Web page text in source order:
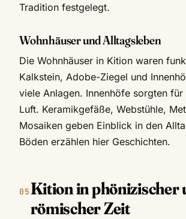
Tradition festgelegt.
Wohnhäuser und Alltagsleben
Die Wohnhäuser in Kition waren
Kalkstein, Adobe-Ziegel und
viele Anlagen. Innenhöfe sorgten für
Luft. Keramikgefäße, Webstühle,
Mosaiken geben Einblick in den
Böden erzählen hier Geschichten.
Kition in phönizischer
römischer Zeit